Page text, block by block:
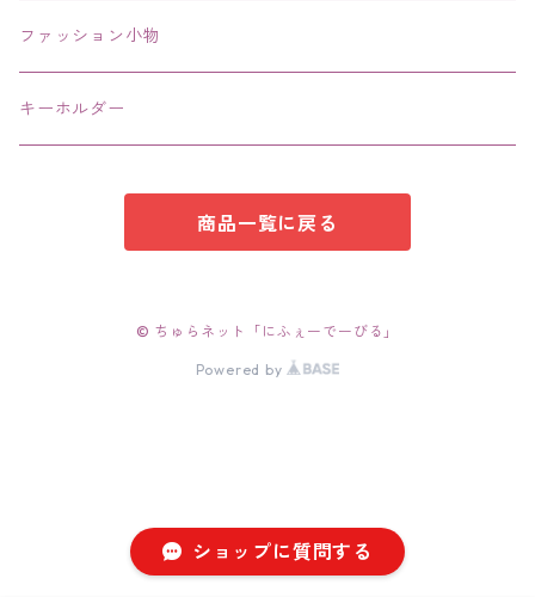
ショップに質問する
エコバッグ コンビニ
ファッション小物
キーホルダー
商品一覧に戻る
© ちゅらネット「にふぇーでーびる」
Powered by